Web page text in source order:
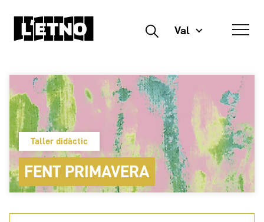
Buscar Val
Taller didàctic
FENT PRIMAVERA